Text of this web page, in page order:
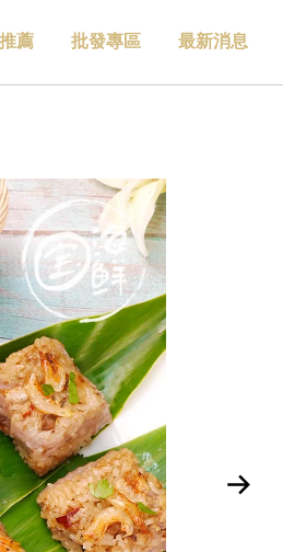
薦 批發專區 最新消息